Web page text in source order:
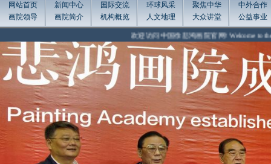
网站首页
画院领导
新闻中心
画院简介
国际交流
机构概览
环球风采
人文地理
聚焦中华
大众讲堂
中外合作
公益事业
欢迎访问中国徐悲鸿画院官网! Welcome to the